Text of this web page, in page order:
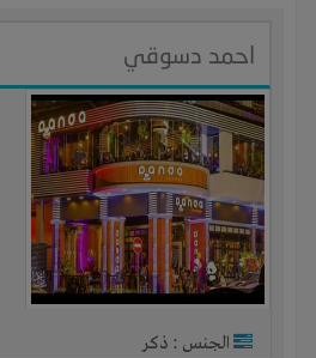
احمد دسوقي
الجنس : ذكر